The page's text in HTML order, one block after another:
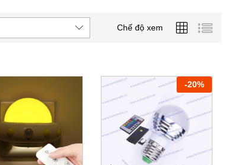
Chế độ xem
-20%